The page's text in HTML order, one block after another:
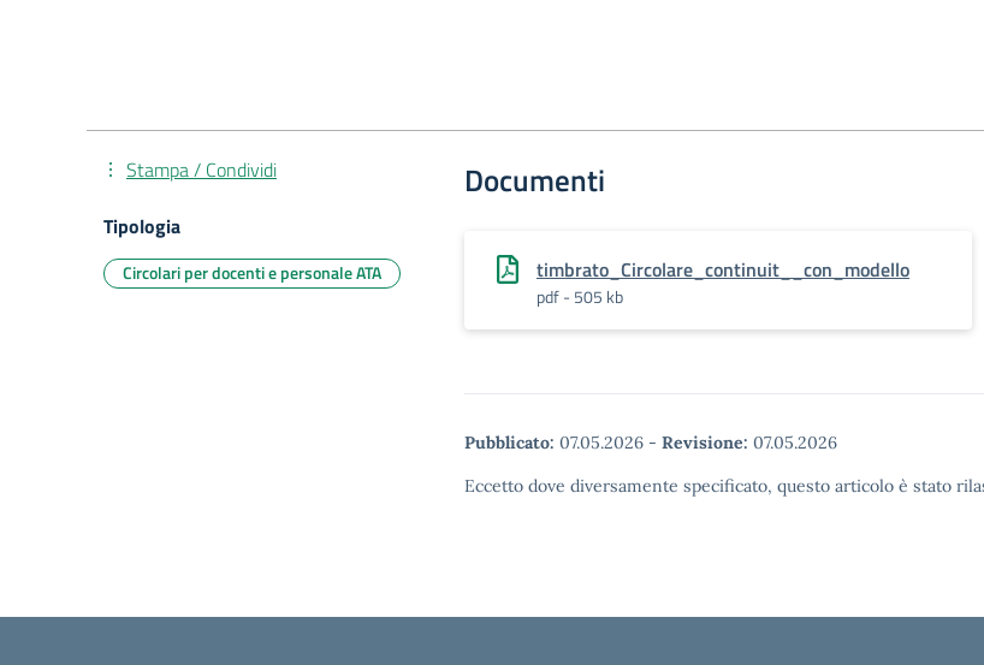
Documenti
timbrato_Circolare_continuit__con_modello
pdf - 505 kb
Pubblicato: 07.05.2026 - Revisione: 07.05.2026
Eccetto dove diversamente specificato, questo articolo è stato
Stampa / Condividi
Tipologia
Circolari per docenti e personale ATA